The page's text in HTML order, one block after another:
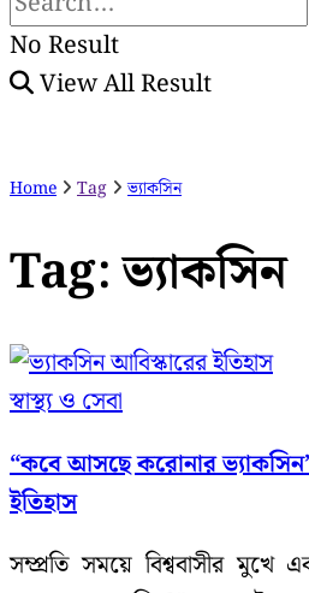
No Result
View All Result
Home Tag ভ্যাকসিন
Tag:ভ্যাকসিন
স্বাস্থ্য ও সেবা
“কবে আসছে করোনার
ইতিহাস
সম্প্রতি সময়ে বিশ্ববাসীর